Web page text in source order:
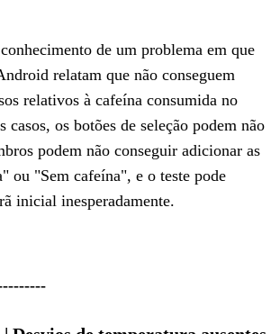
de um problema em que
relatam que não conseguem
relativos à cafeína consumida no
casos, os botões de seleção podem não
podem não conseguir adicionar as
ou "Sem cafeína", e o teste pode
inicial inesperadamente.